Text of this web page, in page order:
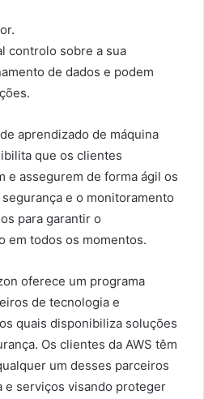
controlo sobre a sua
de dados e podem
aprendizado de máquina
que os clientes
e assegurem de forma ágil os
e o monitoramento
para garantir o
em todos os momentos.
oferece um programa
de tecnologia e
quais disponibiliza soluções
Os clientes da AWS têm
um desses parceiros
e serviços visando proteger